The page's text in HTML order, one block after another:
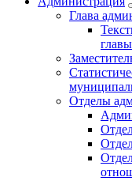
Глава
Отделы